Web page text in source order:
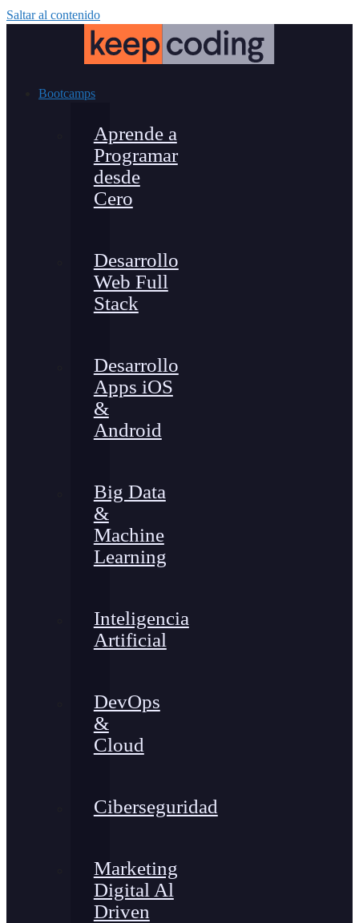
Saltar al contenido
Bootcamps
Aprende a
Programar
desde
Cero
Desarrollo
Web Full
Stack
Desarrollo
Apps iOS
&
Android
Big Data
&
Machine
Learning
Inteligencia
Artificial
DevOps
&
Cloud
Ciberseguridad
Marketing
Digital Al
Driven